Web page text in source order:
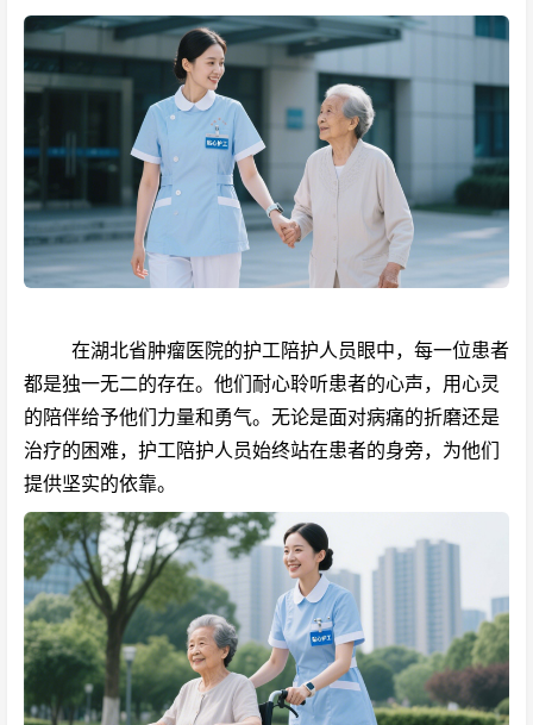
在湖北省肿瘤医院的护工陪护人员眼中，每一位患者
都是独一无二的存在。他们耐心聆听患者的心声，用心灵
的陪伴给予他们力量和勇气。无论是面对病痛的折磨还是
治疗的困难，护工陪护人员始终站在患者的身旁，为他们
提供坚实的依靠。